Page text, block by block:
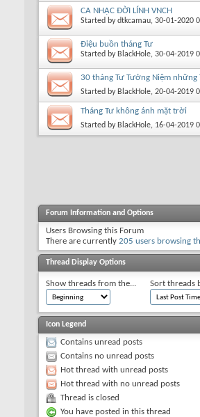
CA NHẠC ĐỜI LÍNH VNCH
Started bydtkcamau, 30-01-2020
Điệu buồn tháng Tư
Started by BlackHole, 30-04-2019
30 tháng Tư Tưởng Niệm những
Started by BlackHole, 20-04-2019
Tháng Tư không ánh mặt trời
Started by BlackHole, 16-04-2019
Forum Information and Options
Users Browsing this Forum
There are currently 205 users browsing
Thread Display Options
Show threads from the... Sort threads
Icon Legend
Contains unread posts
Contains no unread posts
Hot thread with unread posts
Hot thread with no unread posts
Thread is closed
You have posted in this thread